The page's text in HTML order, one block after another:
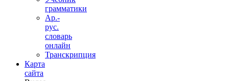
грамматики
Ар.-
рус.
словарь
онлайн
Транскрипция
Карта
сайта